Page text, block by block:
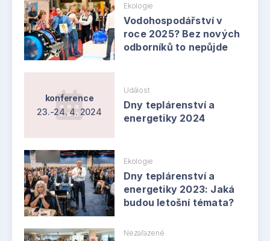
Ekologie
Vodohospodářství v
roce 2025? Bez nových
odborníků to nepůjde
konference
23.-24. 4. 2024
Událost
Dny teplárenství a
energetiky 2024
Ekologie
Dny teplárenství a
energetiky 2023: Jaká
budou letošní témata?
Nezařazené